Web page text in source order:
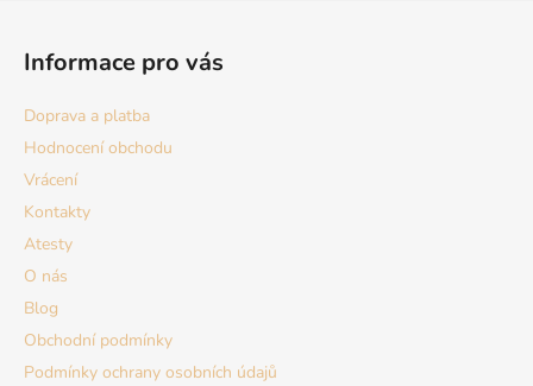
Informace pro vás
Doprava a platba
Hodnocení obchodu
Vrácení
Kontakty
Atesty
O nás
Blog
Obchodní podmínky
Podmínky ochrany osobních údajů